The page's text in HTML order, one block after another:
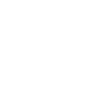
von 4.9 von 5 Sternen